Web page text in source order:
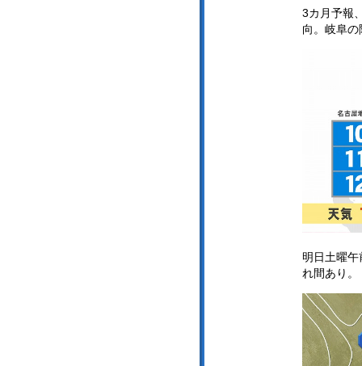
3カ月予報
向。岐阜
明日土曜
れ間あり。